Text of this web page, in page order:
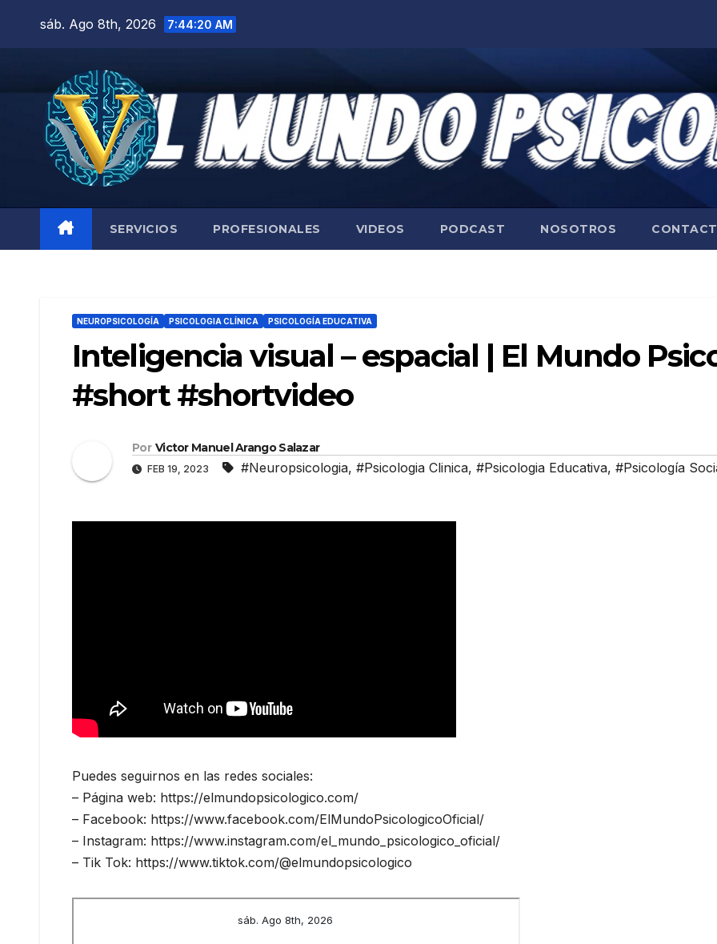
sáb. Ago 8th, 2026 7:44:20 AM
SERVICIOS PROFESIONALES VIDEOS PODCAST NOSOTROS
NEUROPSICOLOGÍA PSICOLOGIA CLÍNICA PSICOLOGÍA EDUCATIVA
Inteligencia visual – espacial | El Mundo
#short #shortvideo
Por Victor Manuel Arango Salazar
FEB 19, 2023 #Neuropsicologia, #Psicologia Clinica, #Psicologia Educativa, #Psicología
Puedes seguirnos en las redes sociales:
– Página web: https://elmundopsicologico.com/
– Facebook: https://www.facebook.com/ElMundoPsicologicoOficial/
– Instagram: https://www.instagram.com/el_mundo_psicologico_oficial/
– Tik Tok: https://www.tiktok.com/@elmundopsicologico